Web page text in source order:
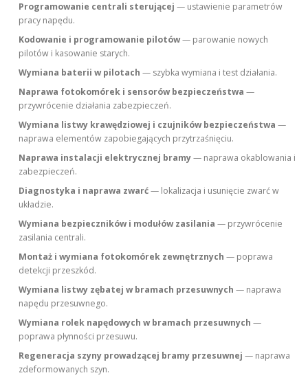
Programowanie centrali sterującej — ustawienie parametrów
pracy napędu.
Kodowanie i programowanie pilotów— parowanie nowych
pilotów i kasowanie starych.
Wymiana baterii w pilotach — szybka wymiana i test działania.
Naprawa fotokomórek i sensorów bezpieczeństwa —
przywrócenie działania zabezpieczeń.
Wymiana listwy krawędziowej i czujników bezpieczeństwa —
naprawa elementów zapobiegających przytrzaśnięciu.
Naprawa instalacji elektrycznej bramy— naprawa okablowania i
zabezpieczeń.
Diagnostyka i naprawa zwarć— lokalizacja i usunięcie zwarć w
układzie.
Wymiana bezpieczników i modułów zasilania — przywrócenie
zasilania centrali.
Montaż i wymiana fotokomórek zewnętrznych — poprawa
detekcji przeszkód.
Wymiana listwy zębatej w bramach przesuwnych — naprawa
napędu przesuwnego.
Wymiana rolek napędowych w bramach przesuwnych —
poprawa płynności przesuwu.
Regeneracja szyny prowadzącej bramy przesuwnej — naprawa
zdeformowanych szyn.